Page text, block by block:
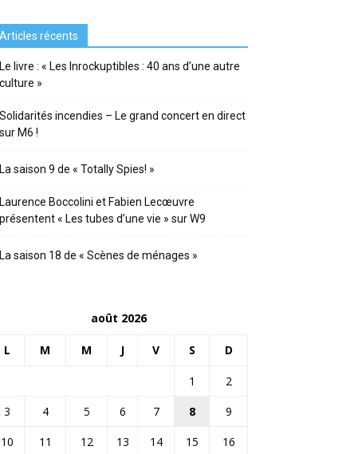
Articles récents
Le livre : « Les Inrockuptibles : 40 ans d’une autre
culture »
Solidarités incendies – Le grand concert en direct
sur M6 !
La saison 9 de « Totally Spies! »
Laurence Boccolini et Fabien Lecœuvre
présentent « Les tubes d’une vie » sur W9
La saison 18 de « Scènes de ménages »
août 2026
L M M J V S D
1
2
3
4 5 6 7 8
9
10
11 12 13 14 15
16